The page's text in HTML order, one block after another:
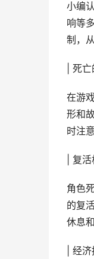
小编
响等
制，
| 死
在游
形和
时注
| 复
角色
的复
休息
| 经